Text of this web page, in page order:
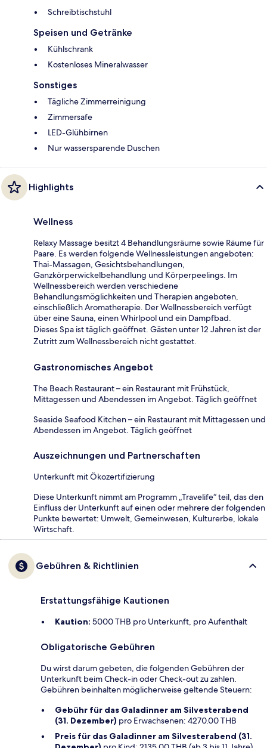
Schreibtischstuhl
Speisen und Getränke
Kühlschrank
Kostenloses Mineralwasser
Sonstiges
Tägliche Zimmerreinigung
Zimmersafe
LED-Glühbirnen
Nur wassersparende Duschen
Highlights
Wellness
Relaxy Massage besitzt 4 Behandlungsräume sowie Räume für
Paare. Es werden folgende Wellnessleistungen angeboten:
Thai-Massagen, Gesichtsbehandlungen,
Ganzkörperwickelbehandlung und Körperpeelings. Im
Wellnessbereich werden verschiedene
Behandlungsmöglichkeiten und Therapien angeboten,
einschließlich Aromatherapie. Der Wellnessbereich verfügt
über eine Sauna, einen Whirlpool und ein Dampfbad.
Dieses Spa ist täglich geöffnet. Gästen unter 12 Jahren ist der
Zutritt zum Wellnessbereich nicht gestattet.
Gastronomisches Angebot
The Beach Restaurant – ein Restaurant mit Frühstück,
Mittagessen und Abendessen im Angebot. Täglich geöffnet
Seaside Seafood Kitchen – ein Restaurant mit Mittagessen und
Abendessen im Angebot. Täglich geöffnet
Auszeichnungen und Partnerschaften
Unterkunft mit Ökozertifizierung
Diese Unterkunft nimmt am Programm „Travelife“ teil, das den
Einfluss der Unterkunft auf einen oder mehrere der folgenden
Punkte bewertet: Umwelt, Gemeinwesen, Kulturerbe, lokale
Wirtschaft.
Gebühren & Richtlinien
Erstattungsfähige Kautionen
Kaution: 5000 THB pro Unterkunft, pro Aufenthalt
Obligatorische Gebühren
Du wirst darum gebeten, die folgenden Gebühren der
Unterkunft beim Check-in oder Check-out zu zahlen.
Gebühren beinhalten möglicherweise geltende Steuern:
Gebühr für das Galadinner am Silvesterabend
(31. Dezember) pro Erwachsenen: 4270.00 THB
Preis für das Galadinner am Silvesterabend (31.